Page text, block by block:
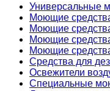
Универсальные
Моющие
Моющие
Моющие
Моющие
Средства для
Освежители
Специальные